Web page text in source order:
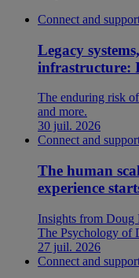
Connect and
Legacy
infrastructure:
The enduring risk
and more.
30 juil. 2026
Connect and
The human
experience
Insights from Doug
The Psychology of
27 juil. 2026
Connect and